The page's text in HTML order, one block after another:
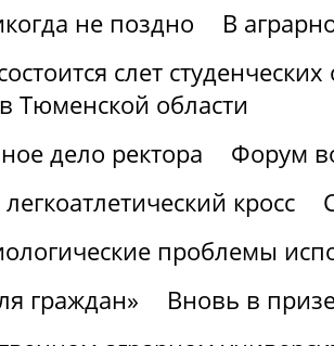
не поздно
В
слет
Тюменской области
дело ректора
Форум
кросс
проблемы
граждан»
Вновь в